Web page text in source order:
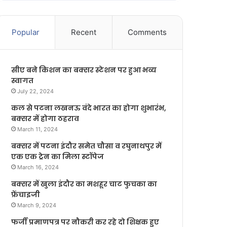
Popular Recent Comments
सीए बने किशन का बक्सर स्टेशन पर हुआ भव्य
स्वागत
July 22, 2024
कल से पटना लखनऊ वंदे भारत का होगा शुभारंभ,
बक्सर में होगा ठहराव
March 11, 2024
बक्सर में पटना इंदौर समेत चौसा व रघुनाथपुर में
एक एक ट्रेन का मिला स्टॉपेज
March 16, 2024
बक्सर में खुला इंदौर का मशहूर चाट फुचका का
फ्रेंचाइजी
March 9, 2024
फर्जी प्रमाणपत्र पर नौकरी कर रहे दो शिक्षक हुए